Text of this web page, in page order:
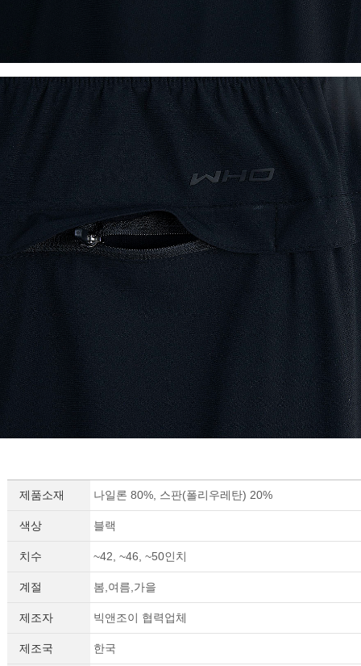
제품소재 나일론 80%, 스판(폴리우레탄) 20%
색상 블랙
치수 ~42, ~46, ~50인치
계절 봄,여름,가을
제조자 빅앤조이 협력업체
제조국 한국